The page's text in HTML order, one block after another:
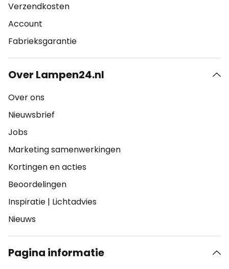
Verzendkosten
Account
Fabrieksgarantie
Over Lampen24.nl
Over ons
Nieuwsbrief
Jobs
Marketing samenwerkingen
Kortingen en acties
Beoordelingen
Inspiratie | Lichtadvies
Nieuws
Pagina informatie